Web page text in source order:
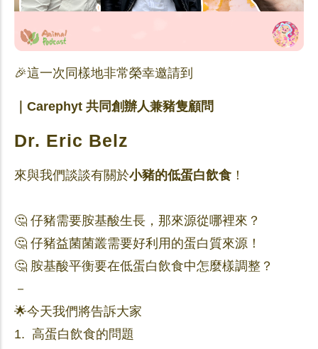
🎉這一次同樣地非常榮幸邀請到
｜Carephyt 共同創辦人兼豬隻顧問
Dr. Eric Belz
來與我們談談有關於小豬的低蛋白飲食 ！
🤔 仔豬需要胺基酸生長，那來源從哪裡來？
🤔 仔豬益菌菌叢需要好利用的蛋白質來源！
🤔 胺基酸平衡要在低蛋白飲食中怎麼樣調整？
－
🌟今天我們將告訴大家
1. 高蛋白飲食的問題